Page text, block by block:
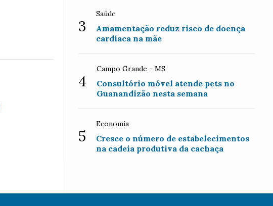
3
Saúde
Amamentação reduz risco de doença
cardíaca na mãe
4
Campo Grande - MS
Consultório móvel atende pets no
Guanandizão nesta semana
5
Economia
Cresce o número de estabelecimentos
na cadeia produtiva da cachaça